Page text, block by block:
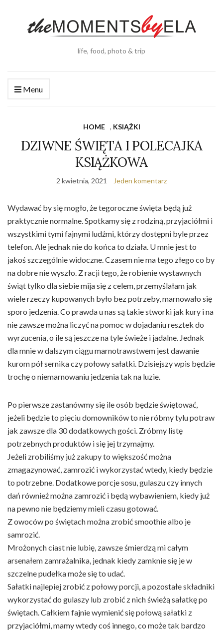
life, food, photo & trip
Menu
HOME , KSIĄŻKI
DZIWNE ŚWIĘTA I POLECAJKA
KSIĄŻKOWA
2 kwietnia, 2021 Jeden komentarz
Wydawać by się mogło, że tegoroczne święta będą już
praktycznie normalne. Spotkamy się z rodziną, przyjaciółmi i
wszystkimi tymi fajnymi ludźmi, którzy dostępni byle przez
telefon. Ale jednak nie do końca to działa. U mnie jest to
jakoś szczególnie widoczne. Czasem nie ma tego złego co by
na dobre nie wyszło. Z racji tego, że robienie wystawnych
świąt tylko dla siebie mija się z celem, przemyślałam jak
wiele rzeczy kupowanych było bez potrzeby, marnowało się
sporo jedzenia. Co prawda u nas są takie stworki jak kury i na
nie zawsze można liczyć na pomoc w dojadaniu resztek do
wyrzucenia, o ile są jeszcze na tyle świeże i jadalne. Jednak
dla mnie w dalszym ciągu marnotrawstwem jest dawanie
kurom pół sernika czy połowy sałatki. Dzisiejszy wpis będzie
trochę o niemarnowaniu jedzenia tak na luzie.
Po pierwsze zastanówmy się ile osób będzie świętować,
jeżeli będzie to pięciu domowników to nie róbmy tylu potraw
jak zawsze dla 30 dodatkowych gości. Zróbmy listę
potrzebnych produktów i się jej trzymajmy.
Jeżeli zrobiliśmy już zakupy to większość można
zmagazynować, zamrozić i wykorzystać wtedy, kiedy będzie
to potrzebne. Dodatkowe porcje sosu, gulaszu czy innych
dań również można zamrozić i będą wybawieniem, kiedy już
na pewno nie będziemy mieli czasu gotować.
Z owoców po świętach można zrobić smoothie albo je
samrozić.
Mrożonych ciast nie lubię, zawsze śmierdzą mi całym
arsenałem zamrażalnika, jednak kiedy zamknie się je w
szczelne pudełka może się to udać.
Sałatki najlepiej zrobić z połowy porcji, a pozostałe składniki
wykorzystać do gulaszy lub zrobić z nich świeżą sałatkę po
świętach. Całkiem fajnie wymienić się połową sałatki z
przyjaciółmi, mamy wtedy coś innego, co może tak bardzo